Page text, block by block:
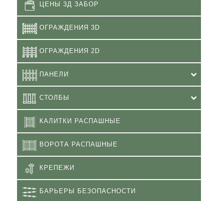
ЦЕНЫ 3Д ЗАБОР
ОГРАЖДЕНИЯ 3D
ОГРАЖДЕНИЯ 2D
ПАНЕЛИ
СТОЛБЫ
КАЛИТКИ РАСПАШНЫЕ
ВОРОТА РАСПАШНЫЕ
КРЕПЕЖИ
БАРЬЕРЫ БЕЗОПАСНОСТИ